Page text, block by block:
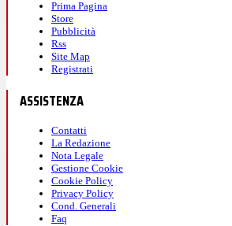
Prima Pagina
Store
Pubblicità
Rss
Site Map
Registrati
ASSISTENZA
Contatti
La Redazione
Nota Legale
Gestione Cookie
Cookie Policy
Privacy Policy
Cond. Generali
Faq